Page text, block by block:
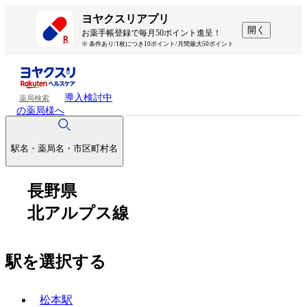
ヨヤクスリアプリ
お薬手帳登録で毎月50ポイント進呈！
※ 条件あり/1枚につき10ポイント/月間最大50ポイント
開く
薬局検索
導入検討中
の薬局様へ
駅名・薬局名・市区町村名
長野県
北アルプス線
駅を選択する
松本駅